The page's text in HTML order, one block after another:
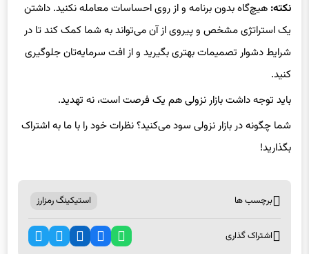
نکته:هیچ‌گاه بدون برنامه و از روی احساسات معامله نکنید. داشتن
یک استراتژی مشخص و پیروی از آن می‌تواند به شما کمک کند تا در
شرایط دشوار تصمیمات بهتری بگیرید و از افت سرمایه‌تان جلوگیری
کنید.
باید توجه داشت بازار نزولی هم یک فرصت است، نه تهدید.
شما چگونه در بازار نزولی سود می‌کنید؟ نظرات خود را با ما به اشتراک
بگذارید!
برچسب ها استیکینگ رمزارز
اشتراک گذاری